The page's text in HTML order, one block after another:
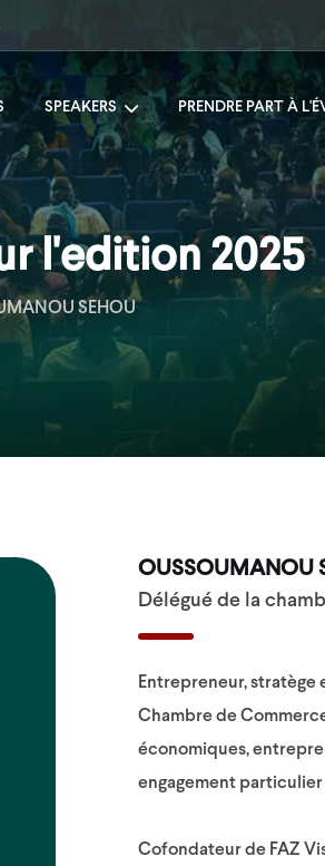
SPEAKERS PRENDRE PART À
l'edition 2025
SEHOU
OUSSOUMANOU
Délégué de la
Entrepreneur,
Chambre de
économiques,
engagement particulier
Cofondateur de FAZ